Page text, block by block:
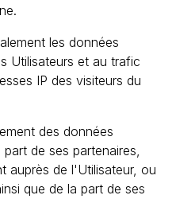
les données
Utilisateurs et au trafic
IP des visiteurs du
des données
de ses partenaires,
auprès de l'Utilisateur, ou
que de la part de ses